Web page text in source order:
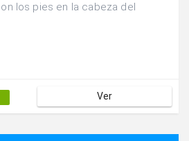
los pies en la cabeza del
Ver